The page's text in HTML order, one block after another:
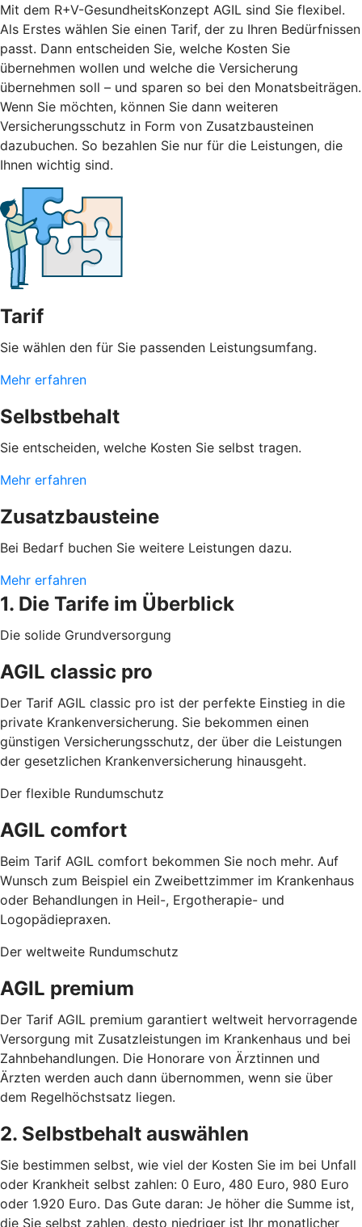
Mit dem R+V-GesundheitsKonzept AGIL sind Sie flexibel.
Als Erstes wählen Sie einen Tarif, der zu Ihren Bedürfnissen
passt. Dann entscheiden Sie, welche Kosten Sie
übernehmen wollen und welche die Versicherung
übernehmen soll – und sparen so bei den Monatsbeiträgen.
Wenn Sie möchten, können Sie dann weiteren
Versicherungsschutz in Form von Zusatzbausteinen
dazubuchen. So bezahlen Sie nur für die Leistungen, die
Ihnen wichtig sind.
Tarif
Sie wählen den für Sie passenden Leistungsumfang.
Mehr erfahren
Selbstbehalt
Sie entscheiden, welche Kosten Sie selbst tragen.
Mehr erfahren
Zusatzbausteine
Bei Bedarf buchen Sie weitere Leistungen dazu.
Mehr erfahren
1. Die Tarife im Überblick
Die solide Grundversorgung
AGIL classic pro
Der Tarif AGIL classic pro ist der perfekte Einstieg in die
private Krankenversicherung. Sie bekommen einen
günstigen Versicherungsschutz, der über die Leistungen
der gesetzlichen Krankenversicherung hinausgeht.
Der flexible Rundumschutz
AGIL comfort
Beim Tarif AGIL comfort bekommen Sie noch mehr. Auf
Wunsch zum Beispiel ein Zweibettzimmer im Krankenhaus
oder Behandlungen in Heil-, Ergotherapie- und
Logopädiepraxen.
Der weltweite Rundumschutz
AGIL premium
Der Tarif AGIL premium garantiert weltweit hervorragende
Versorgung mit Zusatzleistungen im Krankenhaus und bei
Zahnbehandlungen. Die Honorare von Ärztinnen und
Ärzten werden auch dann übernommen, wenn sie über
dem Regelhöchstsatz liegen.
2. Selbstbehalt auswählen
Sie bestimmen selbst, wie viel der Kosten Sie im bei Unfall
oder Krankheit selbst zahlen: 0 Euro, 480 Euro, 980 Euro
oder 1.920 Euro. Das Gute daran: Je höher die Summe ist,
die Sie selbst zahlen, desto niedriger ist Ihr monatlicher